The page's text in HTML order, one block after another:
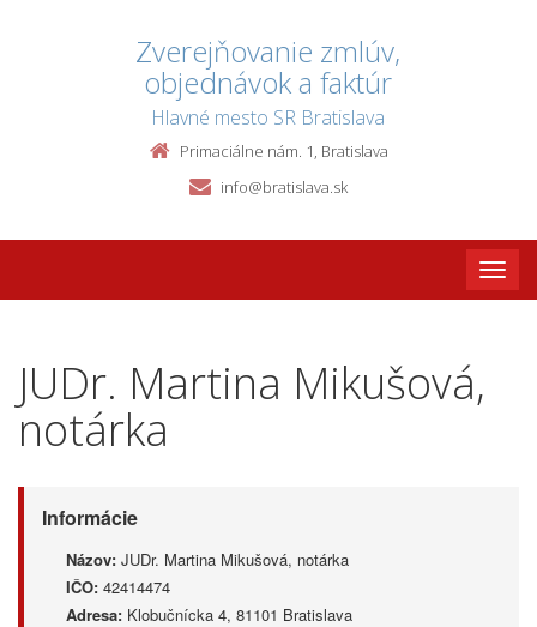
Zverejňovanie zmlúv,
objednávok a faktúr
Hlavné mesto SR Bratislava
Primaciálne nám. 1, Bratislava
info@bratislava.sk
Toggle
JUDr. Martina Mikušová,
notárka
Informácie
Názov: JUDr. Martina Mikušová, notárka
IČO: 42414474
Adresa: Klobučnícka 4, 81101 Bratislava